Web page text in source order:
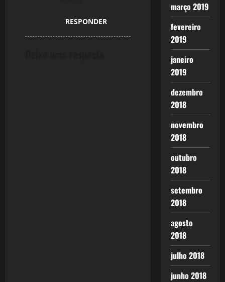
RESPONDER
março 2019
fevereiro
2019
janeiro
2019
dezembro
2018
novembro
2018
outubro
2018
setembro
2018
agosto
2018
julho 2018
junho 2018